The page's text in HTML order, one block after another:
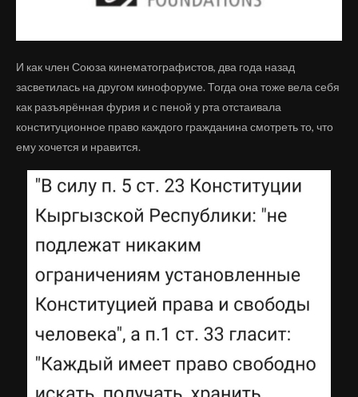
И как член Союза кинематографистов, два года назад
засветилась на другом кинофоруме. Тогда она тоже вела себя
как разъярённая фурия и с пеной у рта отстаивала
конституционное право каждого гражданина смотреть то, что
ему хочется и нравится.